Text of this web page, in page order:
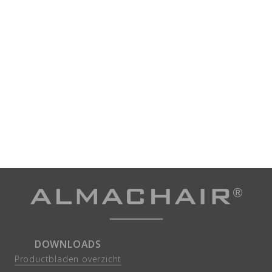
DOWNLOADS
Productbladen overzicht